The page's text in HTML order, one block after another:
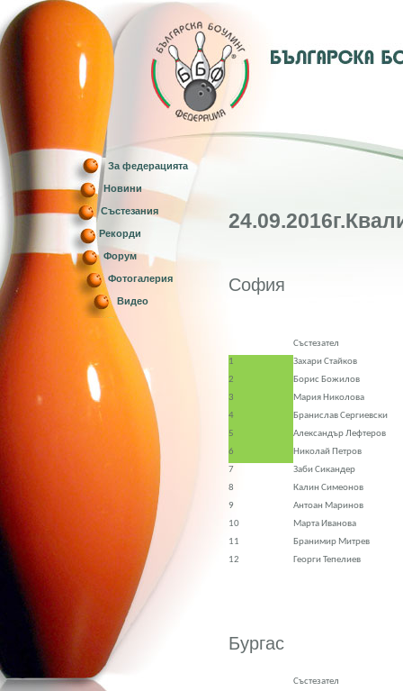
За федерацията
Новини
Състезания
Рекорди
Форум
Фотогалерия
Видео
София
Състезател
1
Захари Стайков
2
Борис Божилов
3
Мария Николова
4
Бранислав Сергиевски
5
Александър Лефтеров
6
Николай Петров
7
Заби Сикандер
8
Калин Симеонов
9
Антоан Маринов
10
Марта Иванова
11
Бранимир Митрев
12
Георги Тепелиев
Бургас
Състезател